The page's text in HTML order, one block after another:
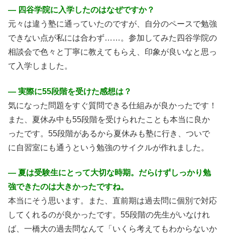
― 四谷学院に入学したのはなぜですか？
元々は違う塾に通っていたのですが、自分のペースで勉強
できない点が私には合わず……。参加してみた四谷学院の
相談会で色々と丁寧に教えてもらえ、印象が良いなと思っ
て入学しました。
― 実際に55段階を受けた感想は？
気になった問題をすぐ質問できる仕組みが良かったです！
また、夏休み中も55段階を受けられたことも本当に良か
ったです。55段階があるから夏休みも塾に行き、ついで
に自習室にも通うという勉強のサイクルが作れました。
― 夏は受験生にとって大切な時期。だらけずしっかり勉
強できたのは大きかったですね。
本当にそう思います。また、直前期は過去問に個別で対応
してくれるのが良かったです。55段階の先生がいなけれ
ば、一橋大の過去問なんて「いくら考えてもわからないか